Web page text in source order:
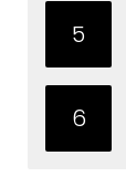
5
6